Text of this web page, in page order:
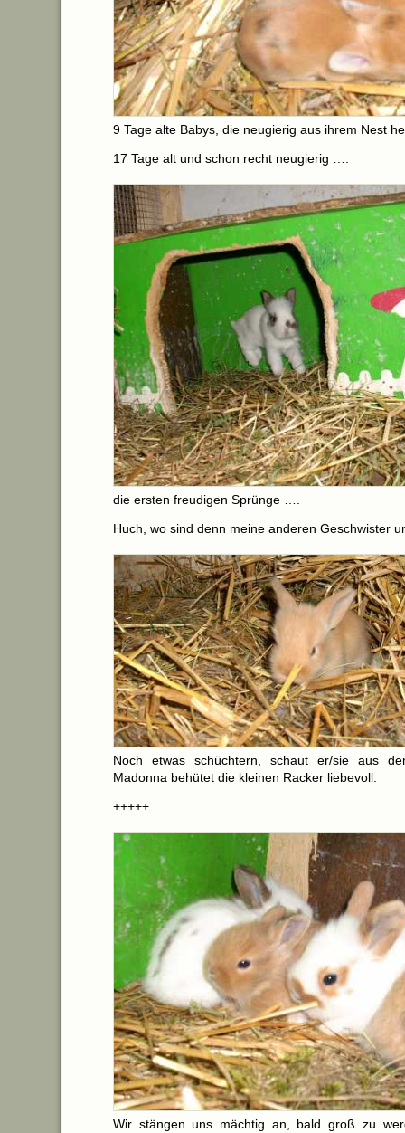
9 Tage alte Babys, die neugierig aus ihrem Nest
17 Tage alt und schon recht neugierig ….
die ersten freudigen Sprünge ….
Huch, wo sind denn meine anderen Geschwister
Noch etwas schüchtern, schaut er/sie aus
Madonna behütet die kleinen Racker liebevoll.
+++++
Wir stängen uns mächtig an, bald groß zu